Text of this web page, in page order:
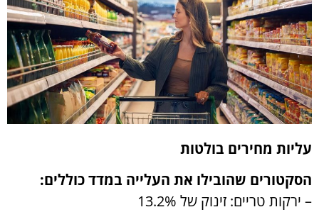
עליות מחירים בולטות
הסקטורים שהובילו את העלייה במדד כוללים:
– ירקות טריים: זינוק של 13.2%